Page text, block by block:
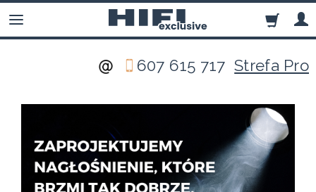
607 615 717Strefa Pro